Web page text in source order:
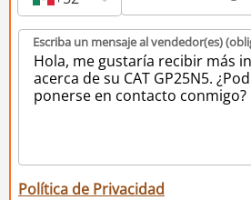
Escriba un mensaje al vendedor(es)
Política de Privacidad